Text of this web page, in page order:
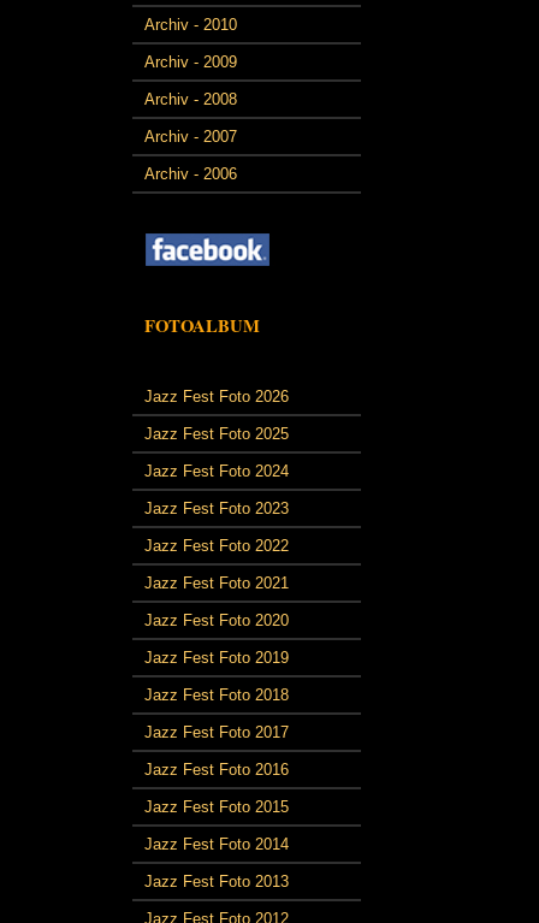
Archiv - 2010
Archiv - 2009
Archiv - 2008
Archiv - 2007
Archiv - 2006
FOTOALBUM
Jazz Fest Foto 2026
Jazz Fest Foto 2025
Jazz Fest Foto 2024
Jazz Fest Foto 2023
Jazz Fest Foto 2022
Jazz Fest Foto 2021
Jazz Fest Foto 2020
Jazz Fest Foto 2019
Jazz Fest Foto 2018
Jazz Fest Foto 2017
Jazz Fest Foto 2016
Jazz Fest Foto 2015
Jazz Fest Foto 2014
Jazz Fest Foto 2013
Jazz Fest Foto 2012